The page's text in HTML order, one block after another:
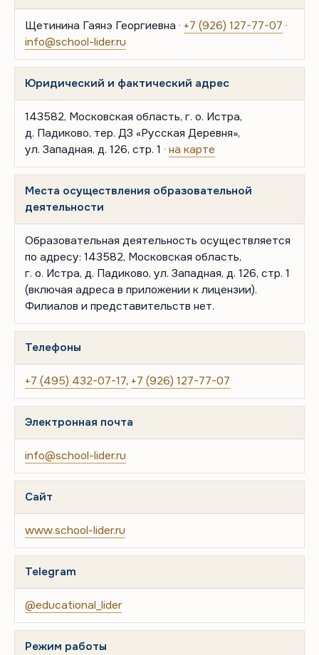
Щетинина Гаянэ Георгиевна · +7 (926) 127-77-07 ·
info@school-lider.ru
Юридический и фактический адрес
143582, Московская область, г. о. Истра,
д. Падиково, тер. ДЗ «Русская Деревня»,
ул. Западная, д. 126, стр. 1 · на карте
Места осуществления образовательной
деятельности
Образовательная деятельность осуществляется
по адресу: 143582, Московская область,
г. о. Истра, д. Падиково, ул. Западная, д. 126, стр. 1
(включая адреса в приложении к лицензии).
Филиалов и представительств нет.
Телефоны
+7 (495) 432-07-17, +7 (926) 127-77-07
Электронная почта
info@school-lider.ru
Сайт
www.school-lider.ru
Telegram
@educational_lider
Режим работы